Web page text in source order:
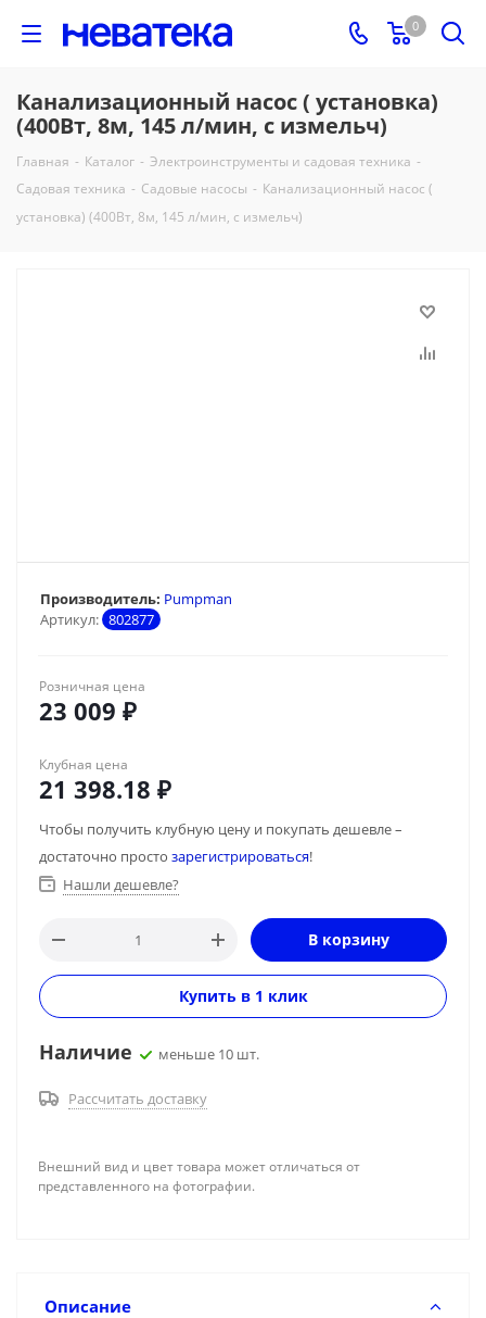
0
Канализационный насос ( установка)
(400Вт, 8м, 145 л/мин, с измельч)
Главная - Каталог - Электроинструменты и садовая техника -
Садовая техника - Садовые насосы - Канализационный насос (
установка) (400Вт, 8м, 145 л/мин, с измельч)
Артикул: 802877
Производитель: Pumpman
Розничная цена
23 009 ₽
Клубная цена
21 398.18 ₽
Чтобы получить клубную цену и покупать дешевле –
достаточно просто зарегистрироваться!
Нашли дешевле?
В корзину
Купить в 1 клик
Наличие меньше 10 шт.
Рассчитать доставку
Внешний вид и цвет товара может отличаться от
представленного на фотографии.
Описание